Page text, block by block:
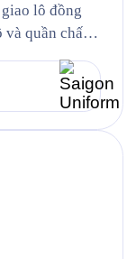
lô đồng
và quần chất
trong
lớn tại khu